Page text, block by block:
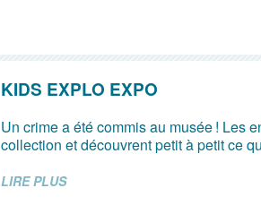
KIDS EXPLO EXPO
Un crime a été commis au musée ! Les
collection et découvrent petit à petit ce
LIRE PLUS